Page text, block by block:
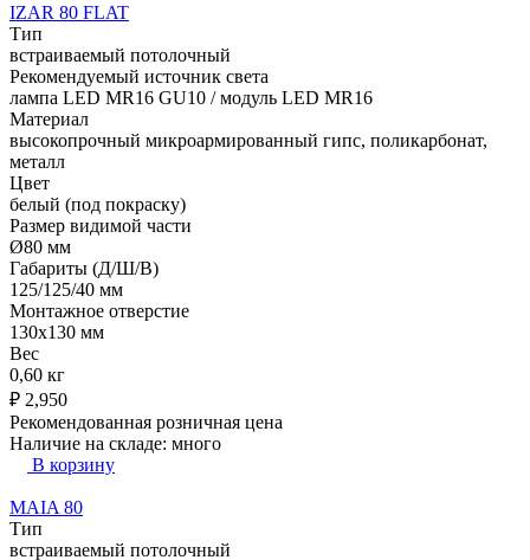
IZAR 80 FLAT
Тип
встраиваемый потолочный
Рекомендуемый источник света
лампа LED MR16 GU10 / модуль LED MR16
Материал
высокопрочный микроармированный гипс, поликарбонат,
металл
Цвет
белый (под покраску)
Размер видимой части
Ø80 мм
Габариты (Д/Ш/В)
125/125/40 мм
Монтажное отверстие
130x130 мм
Вес
0,60 кг
₽ 2,950
Рекомендованная розничная цена
Наличие на складе: много
В корзину
MAIA 80
Тип
встраиваемый потолочный